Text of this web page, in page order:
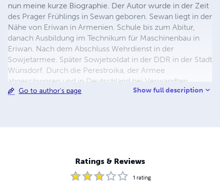
nun meine kurze Biographie. Der Autor wurde in der Zeit
des Prager Frühlings in Sewan geboren. Sewan liegt in der
Nähe von Eriwan in Armenien. Schule bis zum Abitur,
danach Ausbildung im Technikum für Maschinenbau in
Eriwan. Nach dem Abschluss Wehrdienst in der
Sowjetarmee. Später Sowjetsoldat in der DDR in der Stadt
Wünsdorf. Durch die Perestroika, der Armee
abgeschworen und in Deutschland bei Verwandten
geblieben. Später eine Familie gegründet und in Potsdam
Go to author's page Show full description
Ratings & Reviews
1 rating